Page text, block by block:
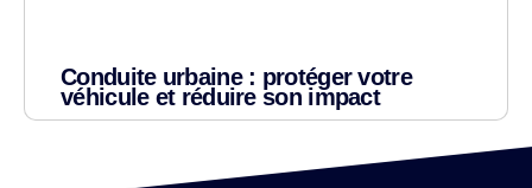
Conduite urbaine : protéger votre
véhicule et réduire son impact